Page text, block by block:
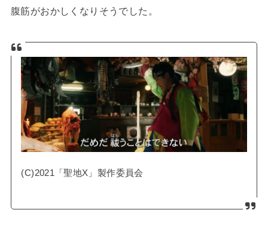
腹筋がおかしくなりそうでした。
(C)2021「聖地X」製作委員会